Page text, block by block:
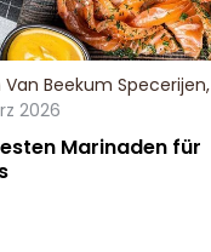
Van Beekum Specerijen,
2026
Marinaden für